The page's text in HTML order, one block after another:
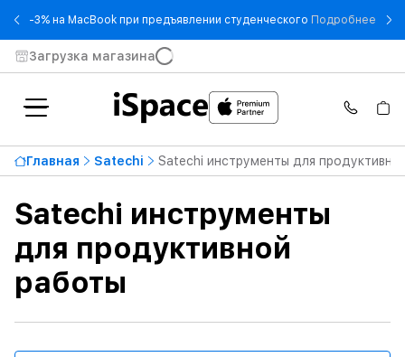
-3% на MacBook при предъявлении студенческого Подробнее - -
Загрузка магазина
Главная Satechi Satechi инструменты для
Satechi инструменты
для продуктивной
работы
41 990 ₸
От До
Доступность
Тип продукта
Материал